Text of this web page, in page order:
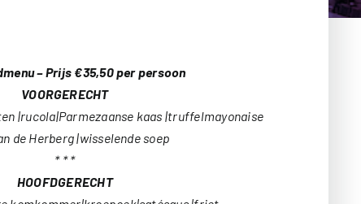
– Prijs €35,50 per persoon
VOORGERECHT
|rucola|Parmezaanse kaas |truffelmayonaise
de Herberg |wisselende soep
* * *
HOOFDGERECHT